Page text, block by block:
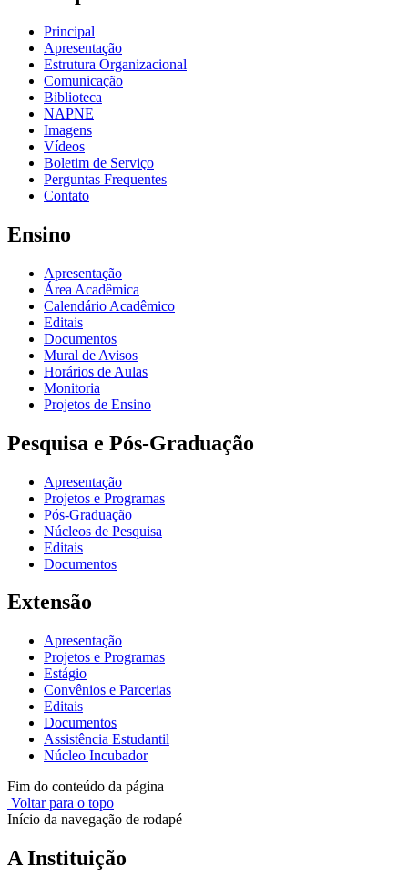
Principal
Apresentação
Estrutura Organizacional
Comunicação
Biblioteca
NAPNE
Imagens
Vídeos
Boletim de Serviço
Perguntas Frequentes
Contato
Ensino
Apresentação
Área Acadêmica
Calendário Acadêmico
Editais
Documentos
Mural de Avisos
Horários de Aulas
Monitoria
Projetos de Ensino
Pesquisa e Pós-Graduação
Apresentação
Projetos e Programas
Pós-Graduação
Núcleos de Pesquisa
Editais
Documentos
Extensão
Apresentação
Projetos e Programas
Estágio
Convênios e Parcerias
Editais
Documentos
Assistência Estudantil
Núcleo Incubador
Fim do conteúdo da página
Voltar para o topo
Início da navegação de rodapé
A Instituição